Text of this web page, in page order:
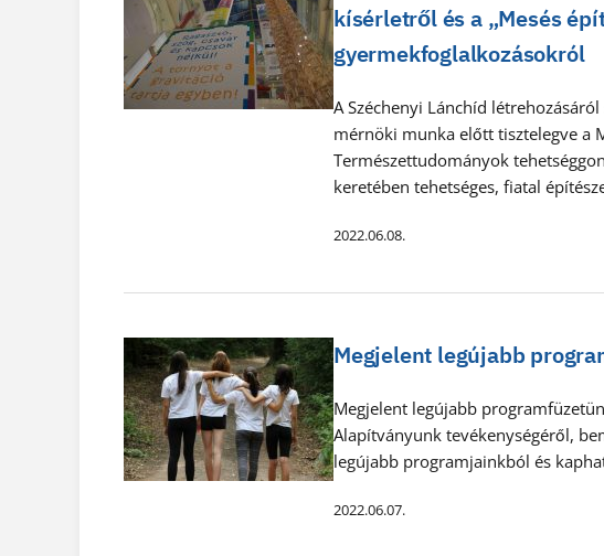
kísérletről és a „Mesés
gyermekfoglalkozásokról
A Széchenyi Lánchíd
mérnöki munka előtt tisztelegve a
Természettudományok
keretében tehetséges, fiatal
2022.06.08.
Megjelent legújabb
Megjelent legújabb
Alapítványunk tevékenységéről,
legújabb programjainkból és
2022.06.07.